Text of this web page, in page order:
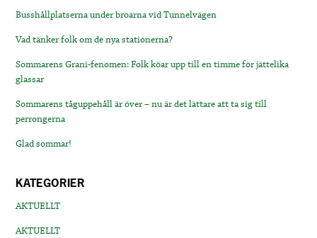
Busshållplatserna under broarna vid Tunnelvägen
Vad tänker folk om de nya stationerna?
Sommarens Grani-fenomen: Folk köar upp till en timme för jättelika
glassar
Sommarens tåguppehåll är över – nu är det lättare att ta sig till
perrongerna
Glad sommar!
KATEGORIER
AKTUELLT
AKTUELLT